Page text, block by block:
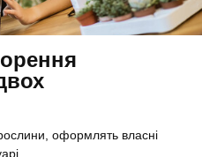
оформлять власні